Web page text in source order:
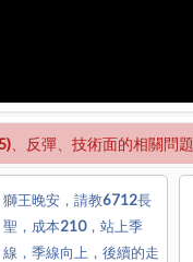
、反彈、技術面的相關問題
獅王晚安，請教6712長
聖，成本210，站上季
線，季線向上，後續的走